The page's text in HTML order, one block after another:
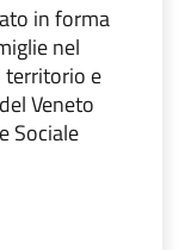
in forma
nel
territorio e
Veneto
Sociale